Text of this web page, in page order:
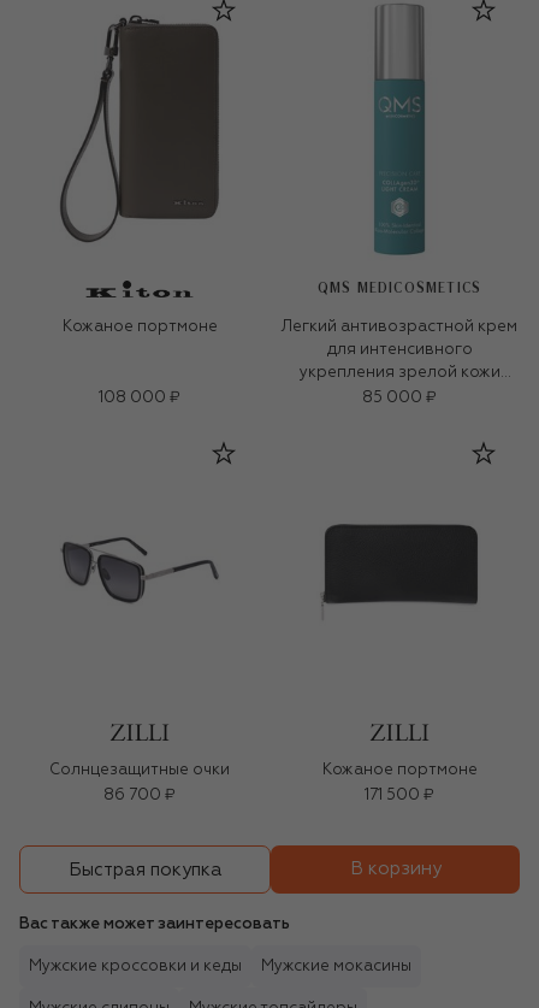
Кожаное портмоне
108 000 ₽
QMS MEDICOSMETICS
Легкий антивозрастной крем
для интенсивного
укрепления зрелой кожи
«3D-коллаген» (50ml)
85 000 ₽
Солнцезащитные очки
86 700 ₽
Кожаное портмоне
171 500 ₽
Быстрая покупка В корзину
Вас также может заинтересовать
Мужские кроссовки и кеды Мужские мокасины